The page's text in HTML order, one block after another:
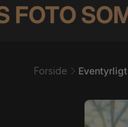
Forside
Gå til